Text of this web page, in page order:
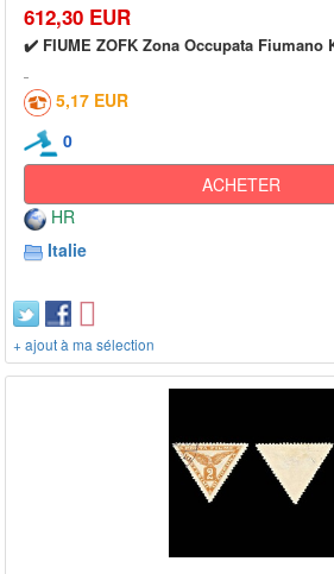
612,30 EUR
✔️ FIUME ZOFK Zona Occupata Fiumano
5,17 EUR
0
ACHETER
HR
Italie
+ ajout à ma sélection